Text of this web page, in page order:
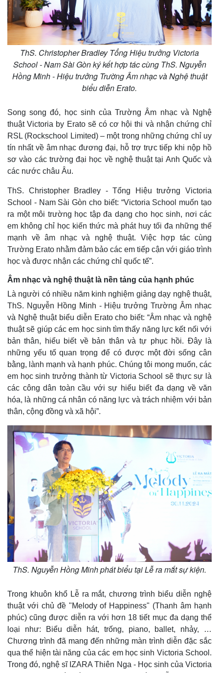
Kinh tế
Bất động sản
Khởi nghiệp
Thị trường
Giá vàng
Tiêu dùng
Tỷ giá
Chứng khoán
Giá cà phê
ThS. Christopher Bradley Tổng Hiệu trưởng Victoria
School - Nam Sài Gòn ký kết hợp tác cùng ThS. Nguyễn
Hồng Minh - Hiệu trưởng Trường Âm nhạc và Nghệ thuật
biểu diễn Erato.
Song song đó, học sinh của Trường Âm nhạc và Nghệ
thuật Victoria by Erato sẽ có cơ hội thi và nhận chứng chỉ
RSL (Rockschool Limited) – một trong những chứng chỉ uy
tín nhất về âm nhạc đương đại, hỗ trợ trực tiếp khi nộp hồ
sơ vào các trường đại học về nghệ thuật tại Anh Quốc và
các nước châu Âu.
ThS. Christopher Bradley - Tổng Hiệu trưởng Victoria
School - Nam Sài Gòn cho biết: “Victoria School muốn tạo
ra một môi trường học tập đa dạng cho học sinh, nơi các
em không chỉ học kiến thức mà phát huy tối đa những thế
mạnh về âm nhạc và nghệ thuật. Việc hợp tác cùng
Trường Erato nhằm đảm bảo các em tiếp cận với giáo trình
học và được nhận các chứng chỉ quốc tế”.
Âm nhạc và nghệ thuật là nền tảng của hạnh phúc
Là người có nhiều năm kinh nghiệm giảng dạy nghệ thuật,
ThS. Nguyễn Hồng Minh - Hiệu trưởng Trường Âm nhạc
và Nghệ thuật biểu diễn Erato cho biết: “Âm nhạc và nghệ
thuật sẽ giúp các em học sinh tìm thấy năng lực kết nối với
bản thân, hiểu biết về bản thân và tự phục hồi. Đây là
những yếu tố quan trọng để có được một đời sống cân
bằng, lành mạnh và hạnh phúc. Chúng tôi mong muốn, các
em học sinh trưởng thành từ Victoria School sẽ thực sự là
các công dân toàn cầu với sự hiểu biết đa dạng về văn
hóa, là những cá nhân có năng lực và trách nhiệm với bản
thân, cộng đồng và xã hội”.
ThS. Nguyễn Hồng Minh phát biểu tại Lễ ra mắt sự kiện.
Trong khuôn khổ Lễ ra mắt, chương trình biểu diễn nghệ
thuật với chủ đề "Melody of Happiness" (Thanh âm hạnh
phúc) cũng được diễn ra với hơn 18 tiết mục đa dạng thể
loại như: Biểu diễn hát, trống, piano, ballet, nhảy, …
Chương trình đã mang đến những màn trình diễn đặc sắc
qua thể hiện tài năng của các em học sinh Victoria School.
Trong đó, nghệ sĩ IZARA Thiên Nga - Học sinh của Victoria